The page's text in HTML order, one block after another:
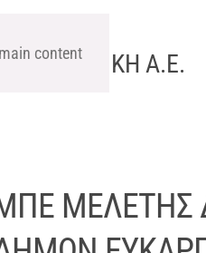
content Α.Ε.
ΜΕΛΕΤΗΣ